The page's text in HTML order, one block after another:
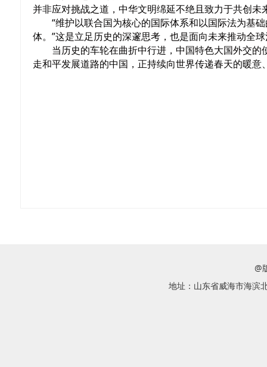
并非应对挑战之道，中华文明绵延不绝且致力于共创
“维护以联合国为核心的国际体系和以国际法为基
体。”这是立足历史的深邃思考，也是面向未来推动全
当历史的车轮在曲折中行进，中国特色大国外交
走和平发展道路的中国，正持续向世界传递春天的暖
@
地址：山东省威海市海滨